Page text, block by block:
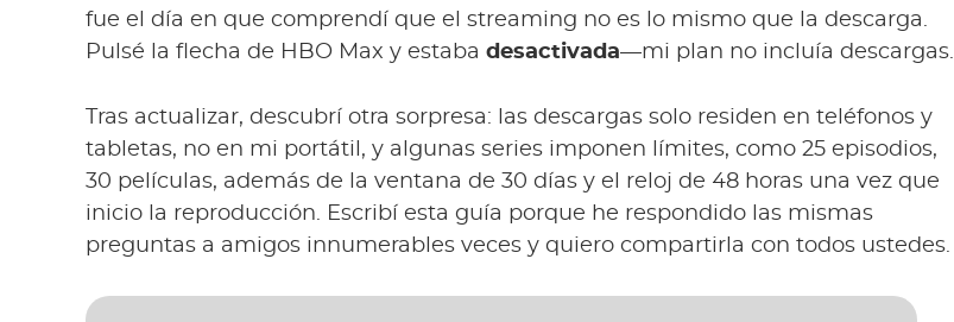
fue el día en que comprendí que el streaming no es lo mismo que la descarga.
Pulsé la flecha de HBO Max y estaba desactivada—mi plan no incluía descargas.
Tras actualizar, descubrí otra sorpresa: las descargas solo residen en teléfonos y
tabletas, no en mi portátil, y algunas series imponen límites, como 25 episodios,
30 películas, además de la ventana de 30 días y el reloj de 48 horas una vez que
inicio la reproducción. Escribí esta guía porque he respondido las mismas
preguntas a amigos innumerables veces y quiero compartirla con todos ustedes.